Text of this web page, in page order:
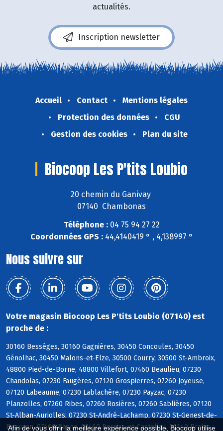
Afin de vous offrir la meilleure expérience possible, Biocoop utilise
actualités.
Inscription newsletter
Accueil Contact
Mentions légales
Protection des données
CGU
Gestion des cookies
Plan du site
Biocoop Les P'tits Loubio
20 chemin du Ganivay
07140 Chambonas
Téléphone :04 75 94 27 22
Coordonnées GPS :44,4140419 ° , 4,138997 °
Nous suivre sur
Votre magasin Biocoop Les P'tits Loubio (07140) est
proche de :
30160 Bessèges, 30160 Gagnières, 30450 Concoules, 30450
Génolhac, 30450 Malons-et-Elze, 30500 Courry, 30500 St-Ambroix,
48800 Pied-de-Borne, 48800 Villefort, 07460 Beaulieu, 07230
Chandolas, 07230 Faugères, 07120 Grospierres, 07260 Joyeuse,
07120 Labeaume, 07230 Lablachère, 07230 Payzac, 07230
Planzolles, 07260 Ribes, 07260 Rosières, 07260 Sablières, 07120
St-Alban-Auriolles, 07230 St-André-Lachamp, 07230 St-Genest-de-
Beauzon, 07460 Banne, 07460 Berrias-et-Casteljau, 07140 Brahic,